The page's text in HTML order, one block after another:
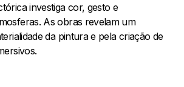
investiga cor, gesto e
As obras revelam um
da pintura e pela criação de